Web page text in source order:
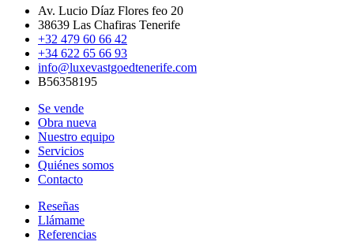
Av. Lucio Díaz Flores feo 20
38639 Las Chafiras Tenerife
+32 479 60 66 42
+34 622 65 66 93
info@luxevastgoedtenerife.com
B56358195
Se vende
Obra nueva
Nuestro equipo
Servicios
Quiénes somos
Contacto
Reseñas
Llámame
Referencias